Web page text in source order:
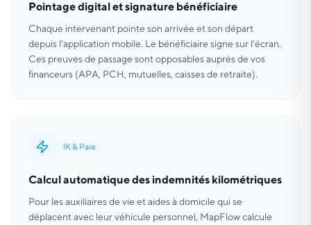
Pointage digital et signature bénéficiaire
Chaque intervenant pointe son arrivée et son départ
depuis l'application mobile. Le bénéficiaire signe sur l'écran.
Ces preuves de passage sont opposables auprès de vos
financeurs (APA, PCH, mutuelles, caisses de retraite).
IK & Paie
Calcul automatique des indemnités kilométriques
Pour les auxiliaires de vie et aides à domicile qui se
déplacent avec leur véhicule personnel, MapFlow calcule